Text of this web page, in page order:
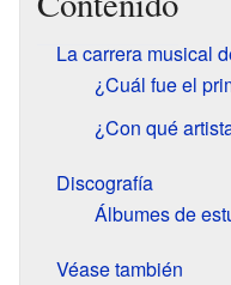
La carrera musical
¿Cuál fue el
¿Con qué
Discografía
Álbumes de
Véase también